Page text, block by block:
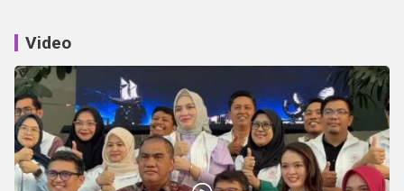
Video